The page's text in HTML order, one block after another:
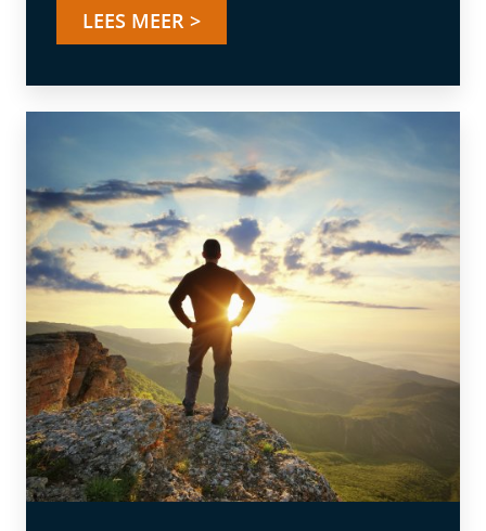
LEES MEER >